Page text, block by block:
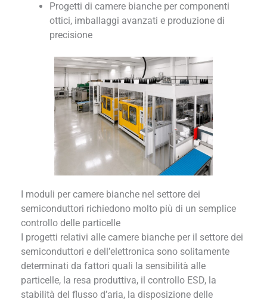
Progetti di camere bianche per componenti
ottici, imballaggi avanzati e produzione di
precisione
I moduli per camere bianche nel settore dei
semiconduttori richiedono molto più di un semplice
controllo delle particelle
I progetti relativi alle camere bianche per il settore dei
semiconduttori e dell’elettronica sono solitamente
determinati da fattori quali la sensibilità alle
particelle, la resa produttiva, il controllo ESD, la
stabilità del flusso d’aria, la disposizione delle